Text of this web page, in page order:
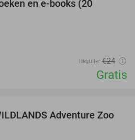
en e-books (20
Regulier €24
Gratis
24%
Adventure Zoo